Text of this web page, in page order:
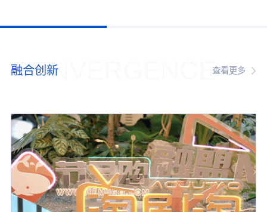
CONVERGENCE
融合创新 查看更多